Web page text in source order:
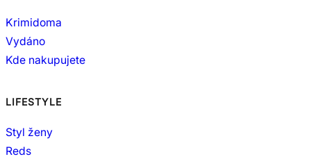
Krimidoma
Vydáno
Kde nakupujete
LIFESTYLE
Styl ženy
Reds